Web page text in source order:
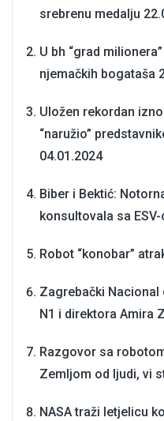
srebrenu medalju
U bh “grad
njemačkih bogataša
Uložen rekordan
“naružio”
04.01.2024
Biber i Bektić:
konsultovala sa
Robot “konobar”
Zagrebački
N1 i direktora Amira
Razgovor sa
Zemljom od ljudi, vi
NASA traži letjelicu